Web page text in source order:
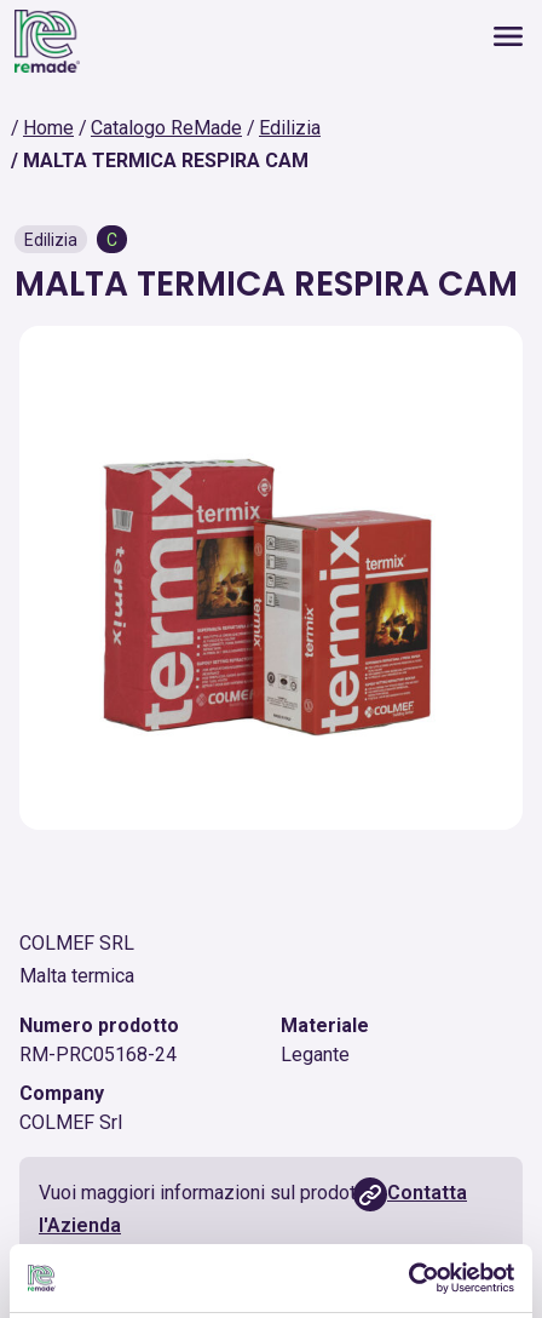
Home Catalogo ReMade
Edilizia
MALTA TERMICA RESPIRA CAM
Edilizia C
MALTA TERMICA RESPIRA CAM
COLMEF SRL
Malta termica
Numero prodotto
RM-PRC05168-24
Materiale
Legante
Company
COLMEF Srl
Vuoi maggiori informazioni sul prodotto? Contatta
l'Azienda
Documenti utili